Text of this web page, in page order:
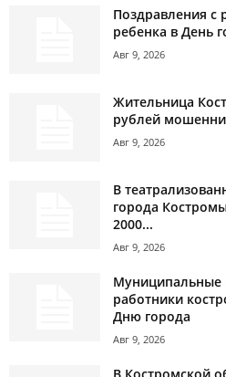
Поздравления с
ребенка в День
Авг 9, 2026
Жительница
рублей
Авг 9, 2026
В
города
2000...
Авг 9, 2026
Муниципальные
работники
Дню города
Авг 9, 2026
В Костромской